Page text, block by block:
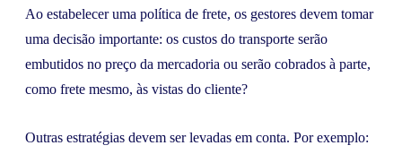
Ao estabelecer uma política de frete, os gestores devem tomar
uma decisão importante: os custos do transporte serão
embutidos no preço da mercadoria ou serão cobrados à parte,
como frete mesmo, às vistas do cliente?
Outras estratégias devem ser levadas em conta. Por exemplo: